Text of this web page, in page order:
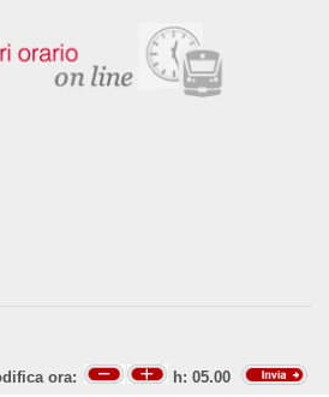
ora: h: 05.00